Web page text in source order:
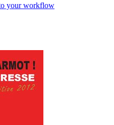
your workflow